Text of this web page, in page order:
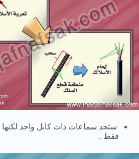
ستجد سماعات ذات كابل واحد
فقط .